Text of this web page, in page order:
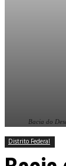
Bacia do
Distrito Federal